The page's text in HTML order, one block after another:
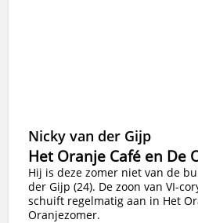
Nicky van der Gijp
Het Oranje Café en De
Hij is deze zomer niet van de
der Gijp (24). De zoon van VI-
schuift regelmatig aan in Het
Oranjezomer.